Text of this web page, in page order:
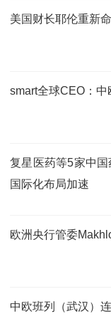
美国财长耶伦重新
smart全球CEO：
复星医药等5家中
国际化布局加速
欧洲央行管委
中欧班列（武汉）